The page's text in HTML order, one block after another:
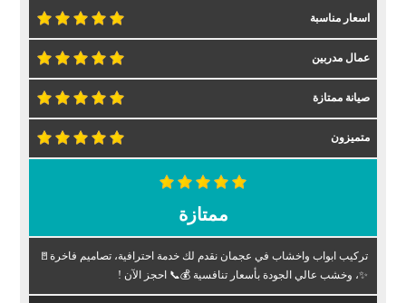
اسعار مناسبة
عمال مدربين
صيانة ممتازة
متميزون
ممتازة
تركيب ابواب واخشاب في عجمان نقدم لك خدمة احترافية، تصاميم فاخرة🚪
✨، وخشب عالي الجودة بأسعار تنافسية 💰📞 احجز الآن !